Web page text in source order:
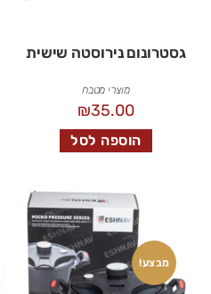
גסטרונום נירוסטה שישית
מוצרי מטבח
₪35.00
הוספה לסל
מבצע!